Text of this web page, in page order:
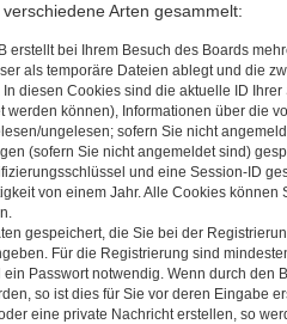
Arten gesammelt:
erstellt bei Ihrem Besuch des Boards
als temporäre Dateien ablegt und die
diesen Cookies sind die aktuelle ID
werden können), Informationen über die
ungelesen; sofern Sie nicht
(sofern Sie nicht angemeldet sind)
und eine Session-ID
von einem Jahr. Alle Cookies können
gespeichert, die Sie bei der
Für die Registrierung sind
Passwort notwendig. Wenn durch den
so ist dies für Sie vor deren Eingabe
eine private Nachricht erstellen, so